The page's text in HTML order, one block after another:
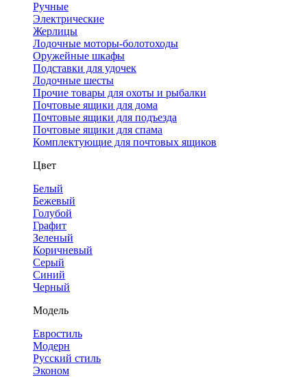
Ручные
Электрические
Жерлицы
Лодочные моторы-болотоходы
Оружейные шкафы
Подставки для удочек
Лодочные шесты
Прочие товары для охоты и рыбалки
Почтовые ящики для дома
Почтовые ящики для подъезда
Почтовые ящики для спама
Комплектующие для почтовых ящиков
Цвет
Белый
Бежевый
Голубой
Графит
Зеленый
Коричневый
Серый
Синий
Черный
Модель
Евростиль
Модерн
Русский стиль
Эконом